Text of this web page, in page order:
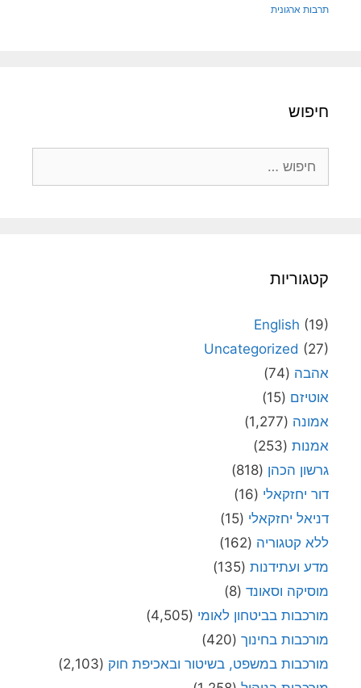
תרבות ארגונית
חיפוש
קטגוריות
English (19)
Uncategorized (27)
אהבה (74)
אוטיזם (15)
אמונה (1,277)
אמנות (253)
גרשון הכהן (818)
דור יחזקאלי (16)
דניאל יחזקאלי (15)
ללא קטגוריה (162)
מדע ועתידנות (135)
מוסיקה וסאונד (8)
מורכבות בביטחון לאומי (4,505)
מורכבות בחינוך (420)
מורכבות במשפט, בשיטור ובאכיפת חוק (2,103)